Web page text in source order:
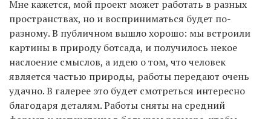
Мне кажется, мой проект может работать в разных
пространствах, но и восприниматься будет по-
разному. В публичном вышло хорошо: мы встроили
картины в природу ботсада, и получилось некое
наслоение смыслов, а идею о том, что человек
является частью природы, работы передают очень
удачно. В галерее это будет смотреться интересно
благодаря деталям. Работы сняты на средний